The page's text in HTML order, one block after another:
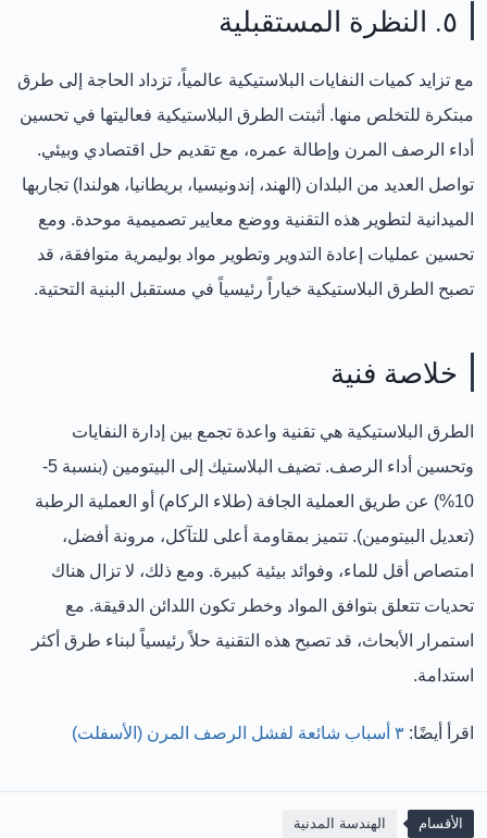
٥. النظرة المستقبلية
مع تزايد كميات النفايات البلاستيكية عالمياً، تزداد الحاجة إلى طرق
مبتكرة للتخلص منها. أثبتت الطرق البلاستيكية فعاليتها في تحسين
أداء الرصف المرن وإطالة عمره، مع تقديم حل اقتصادي وبيئي.
تواصل العديد من البلدان (الهند، إندونيسيا، بريطانيا، هولندا) تجاربها
الميدانية لتطوير هذه التقنية ووضع معايير تصميمية موحدة. ومع
تحسين عمليات إعادة التدوير وتطوير مواد بوليمرية متوافقة، قد
تصبح الطرق البلاستيكية خياراً رئيسياً في مستقبل البنية التحتية.
خلاصة فنية
الطرق البلاستيكية هي تقنية واعدة تجمع بين إدارة النفايات
وتحسين أداء الرصف
. تضيف البلاستيك إلى البيتومين (بنسبة 5-
10%) عن طريق
العملية الجافة (طلاء الركام) أو العملية الرطبة
(تعديل البيتومين). تتميز بمقاومة أعلى للتآكل، مرونة أفضل،
امتصاص أقل للماء، وفوائد بيئية كبيرة. ومع ذلك، لا تزال هناك
تحديات تتعلق بتوافق المواد وخطر تكون اللدائن الدقيقة. مع
استمرار الأبحاث، قد تصبح هذه التقنية حلاً رئيسياً لبناء طرق أكثر
استدامة.
اقرأ أيضًا: ٣ أسباب شائعة لفشل الرصف المرن (الأسفلت)
الأقسام الهندسة المدنية